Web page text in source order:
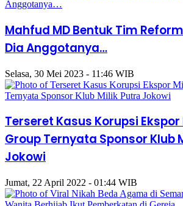
Mahfud MD Bentuk Tim
Dia Anggotanya…
Selasa, 30 Mei 2023 - 11:46 WIB
Terseret Kasus Korupsi
Group Ternyata Sponsor Klub
Jokowi
Jumat, 22 April 2022 - 01:44 WIB